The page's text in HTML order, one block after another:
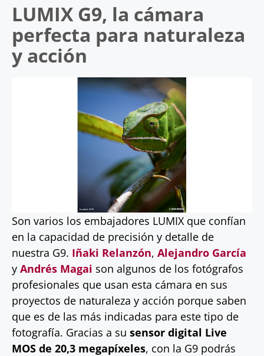
LUMIX G9, la cámara
perfecta para naturaleza
y acción
Son varios los embajadores LUMIX que confían
en la capacidad de precisión y detalle de
nuestra G9. Iñaki Relanzón, Alejandro García
y Andrés Magai son algunos de los fotógrafos
profesionales que usan esta cámara en sus
proyectos de naturaleza y acción porque saben
que es de las más indicadas para este tipo de
fotografía. Gracias a su sensor digital Live
MOS de 20,3 megapíxeles, con la G9 podrás